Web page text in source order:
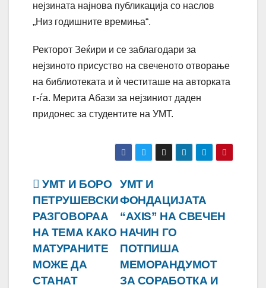
нејзината најнова публикација со наслов
„Низ годишните времиња“.
Ректорот Зеќири и се заблагодари за
нејзиното присуство на свеченото отворање
на библиотеката и ѝ честиташе на авторката
г-ѓа. Мерита Абази за нејзиниот даден
придонес за студентите на УМТ.
Навигација
на
напис
УMТ И
ФОНДАЦИЈАТА
“AXIS” НА СВЕЧЕН
НАЧИН ГО
ПОТПИША
МЕМОРАНДУМОТ
ЗА СОРАБОТКА И
УМТ И БОРО
ПЕТРУШЕВСКИ
РАЗГОВОРАА
НА ТЕМА КАКО
МАТУРАНИТЕ
МОЖЕ ДА
СТАНАТ